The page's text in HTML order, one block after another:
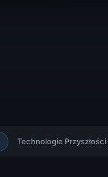
Technologie Przyszłości